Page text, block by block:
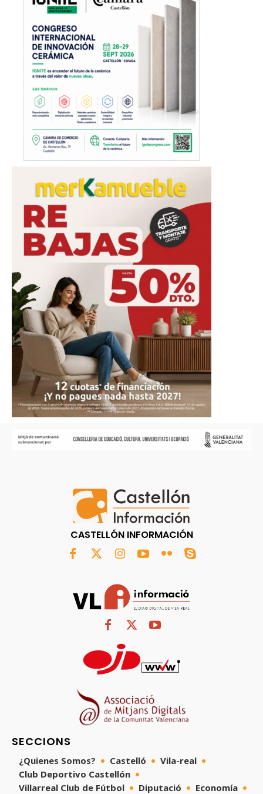
CASTELLÓN INFORMACIÓN
SECCIONS
¿Quienes Somos? Castelló
Vila-real
Club Deportivo Castellón
Villarreal Club de Fútbol
Diputació
Economía